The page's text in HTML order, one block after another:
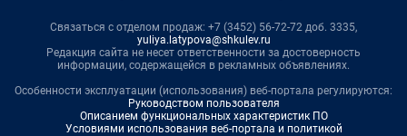
Связаться с отделом продаж: +7 (3452) 56-72-72 доб. 3335,
yuliya.latypova@shkulev.ru
Редакция сайта не несет ответственности за достоверность
информации, содержащейся в рекламных объявлениях.
Особенности эксплуатации (использования) веб-портала регулируются:
Руководством пользователя
Описанием функциональных характеристик ПО
Условиями использования веб-портала и политикой